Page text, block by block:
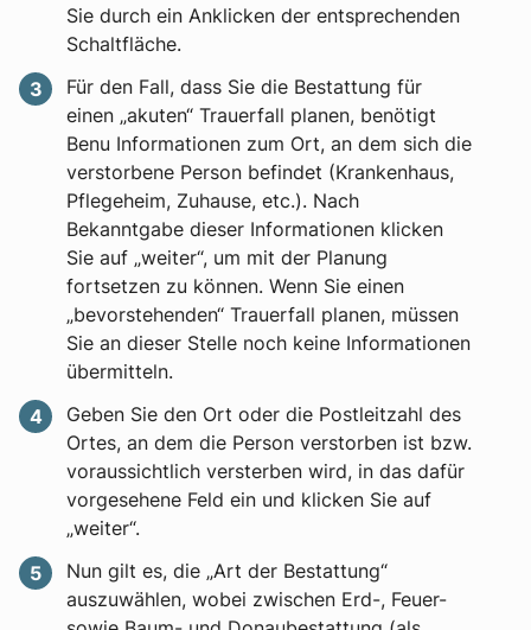
Sie durch ein Anklicken der entsprechenden
Schaltfläche.
Für den Fall, dass Sie die Bestattung für
einen „akuten“ Trauerfall planen, benötigt
Benu Informationen zum Ort, an dem sich die
verstorbene Person befindet (Krankenhaus,
Pflegeheim, Zuhause, etc.). Nach
Bekanntgabe dieser Informationen klicken
Sie auf „weiter“, um mit der Planung
fortsetzen zu können. Wenn Sie einen
„bevorstehenden“ Trauerfall planen, müssen
Sie an dieser Stelle noch keine Informationen
übermitteln.
Geben Sie den Ort oder die Postleitzahl des
Ortes, an dem die Person verstorben ist bzw.
voraussichtlich versterben wird, in das dafür
vorgesehene Feld ein und klicken Sie auf
„weiter“.
Nun gilt es, die „Art der Bestattung“
auszuwählen, wobei zwischen Erd-, Feuer-